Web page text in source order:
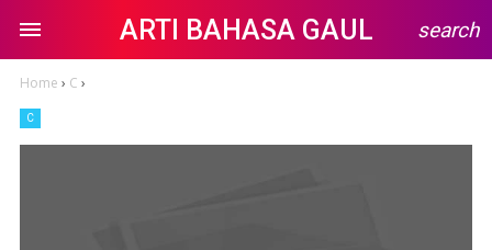
ARTI BAHASA GAUL search
Home › C ›
C